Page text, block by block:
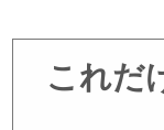
これだ